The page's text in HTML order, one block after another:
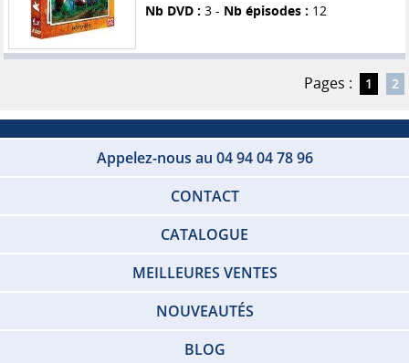
Nb DVD : 3 - Nb épisodes : 12
Pages : 1 2
Appelez-nous au 04 94 04 78 96
CONTACT
CATALOGUE
MEILLEURES VENTES
NOUVEAUTÉS
BLOG